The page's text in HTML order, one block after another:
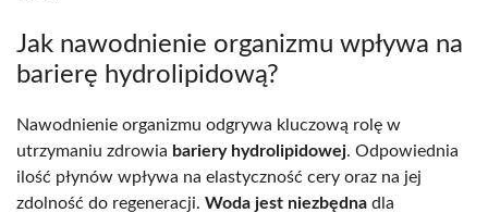
Jak nawodnienie organizmu wpływa na
barierę hydrolipidową?
Nawodnienie organizmu odgrywa kluczową rolę w
utrzymaniu zdrowia bariery hydrolipidowej. Odpowiednia
ilość płynów wpływa na elastyczność cery oraz na jej
zdolność do regeneracji. Woda jest niezbędna dla